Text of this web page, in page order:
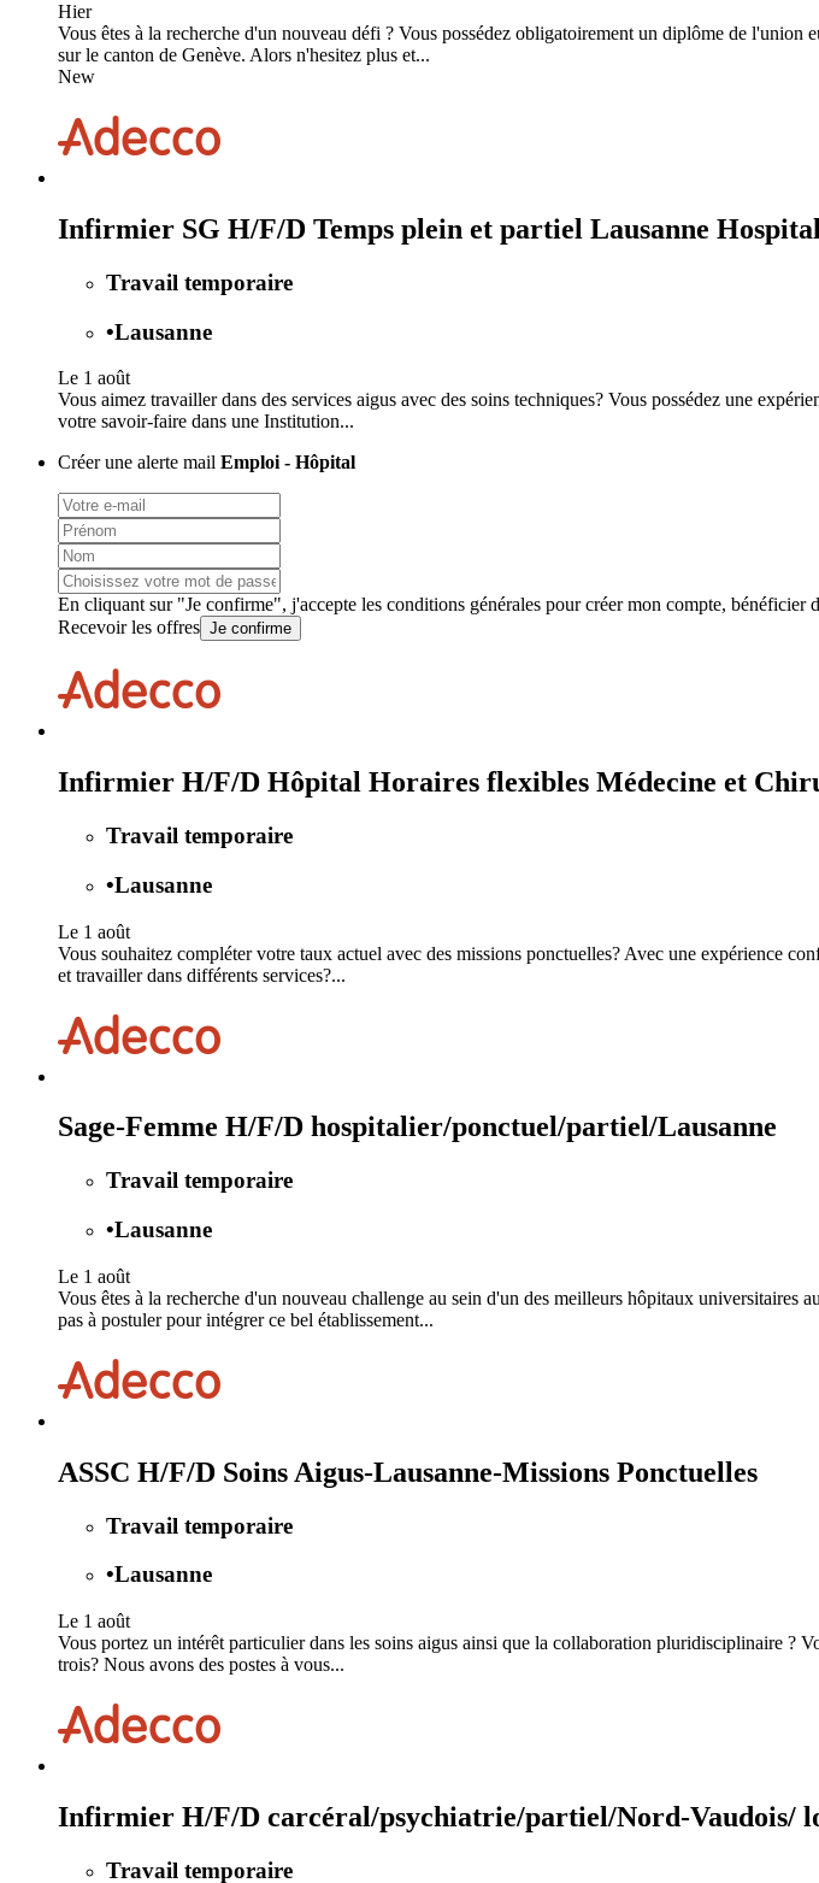
Hier
Vous êtes à la recherche d'un nouveau défi ? Vous possédez obligatoirement un diplôme de
sur le canton de Genève. Alors n'hesitez plus et...
New
Infirmier SG H/F/D Temps plein et partiel Lausanne
Travail temporaire
•Lausanne
Le 1 août
Vous aimez travailler dans des services aigus avec des soins techniques? Vous possédez une
votre savoir-faire dans une Institution...
Créer une alerte mail Emploi - Hôpital
En cliquant sur "Je confirme", j'accepte les conditions générales pour créer mon compte, bénéficier
Recevoir les offres Je confirme
Infirmier H/F/D Hôpital Horaires flexibles Médecine et
Travail temporaire
•Lausanne
Le 1 août
Vous souhaitez compléter votre taux actuel avec des missions ponctuelles? Avec une expérience
et travailler dans différents services?...
Sage-Femme H/F/D hospitalier/ponctuel/partiel/Lausanne
Travail temporaire
•Lausanne
Le 1 août
Vous êtes à la recherche d'un nouveau challenge au sein d'un des meilleurs hôpitaux universitaires
pas à postuler pour intégrer ce bel établissement...
ASSC H/F/D Soins Aigus-Lausanne-Missions Ponctuelles
Travail temporaire
•Lausanne
Le 1 août
Vous portez un intérêt particulier dans les soins aigus ainsi que la collaboration pluridisciplinaire ?
trois? Nous avons des postes à vous...
Infirmier H/F/D carcéral/psychiatrie/partiel/Nord-Vaudois/
Travail temporaire